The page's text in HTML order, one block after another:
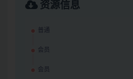
资源信息
普通
会员
会员